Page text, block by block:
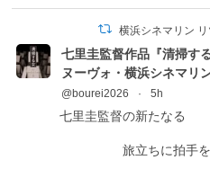
横浜シネマリン
七里圭監督作品『清掃す
ヌーヴォ・横浜シネマリ
@bourei2026 · 5h
七里圭監督の新たなる
旅立ちに拍手を